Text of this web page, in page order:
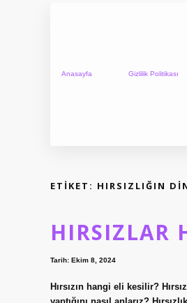
Anasayfa Gizlilik Politikası
ETIKET: HIRSIZLIĞIN
HIRSIZLAR
Tarih: Ekim 8, 2024
Hırsızın hangi eli kesilir?